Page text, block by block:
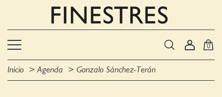
0
Inicio Agenda Gonzalo Sánchez-Terán